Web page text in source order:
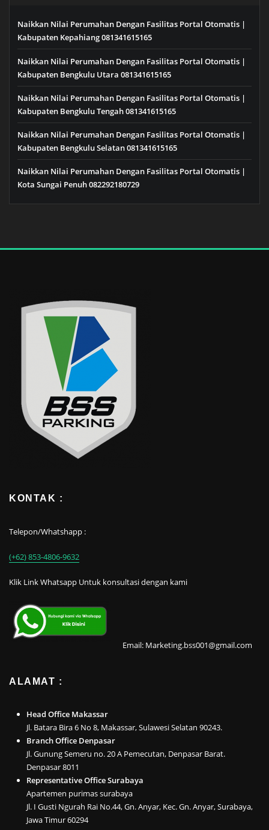
Naikkan Nilai Perumahan Dengan Fasilitas Portal Otomatis |
Kabupaten Kepahiang 081341615165
Naikkan Nilai Perumahan Dengan Fasilitas Portal Otomatis |
Kabupaten Bengkulu Utara 081341615165
Naikkan Nilai Perumahan Dengan Fasilitas Portal Otomatis |
Kabupaten Bengkulu Tengah 081341615165
Naikkan Nilai Perumahan Dengan Fasilitas Portal Otomatis |
Kabupaten Bengkulu Selatan 081341615165
Naikkan Nilai Perumahan Dengan Fasilitas Portal Otomatis |
Kota Sungai Penuh 082292180729
KONTAK :
Telepon/Whatshapp :
(+62) 853-4806-9632
Klik Link Whatsapp Untuk konsultasi dengan kami
Email: Marketing.bss001@gmail.com
ALAMAT :
Head Office Makassar
Jl. Batara Bira 6 No 8, Makassar, Sulawesi Selatan 90243.
Branch Office Denpasar
Jl. Gunung Semeru no. 20 A Pemecutan, Denpasar Barat.
Denpasar 8011
Representative Office Surabaya
Apartemen purimas surabaya
Jl. I Gusti Ngurah Rai No.44, Gn. Anyar, Kec. Gn. Anyar, Surabaya,
Jawa Timur 60294